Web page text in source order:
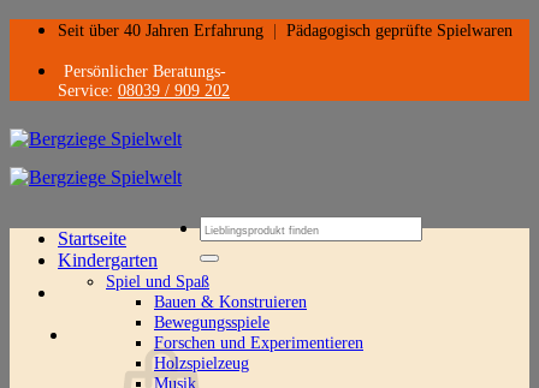
Zum
springen
Seit über 40 Jahren Erfahrung Pädagogisch geprüfte Spielwaren
Persönlicher Beratungs-
Service: 08039 / 909 202
Suchen
nach:
Startseite
Kindergarten
Spiel und Spaß
Bauen & Konstruieren
Bewegungsspiele
Forschen und Experimentieren
Holzspielzeug
Musik